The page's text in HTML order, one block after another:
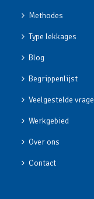
Methodes
Type lekkages
Blog
Begrippenlijst
Veelgestelde
Werkgebied
Over ons
Contact